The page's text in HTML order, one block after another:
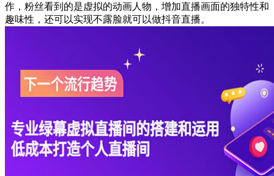
作，粉丝看到的是虚拟的动画人物，增加直播画面的独特性和
趣味性，还可以实现不露脸就可以做抖音直播。